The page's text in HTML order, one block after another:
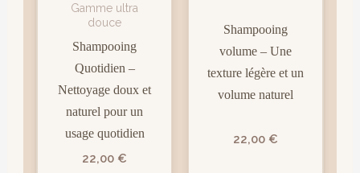
Gamme ultra
douce
Shampooing
Quotidien –
Nettoyage doux et
naturel pour un
usage quotidien
22,00 €
Shampooing
volume – Une
texture légère et un
volume naturel
22,00 €